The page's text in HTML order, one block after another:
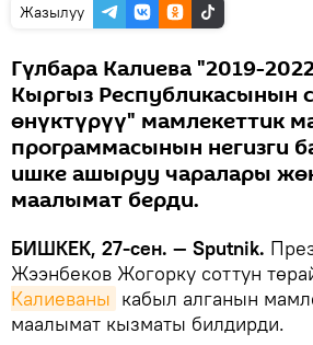
Жазылуу
Гүлбара Калиева "2019-
Кыргыз Республикасынын
өнүктүрүү" мамлекеттик
программасынын негизги
ишке ашыруу чаралары
маалымат берди.
БИШКЕК, 27-сен. — Sputnik.
Жээнбеков Жогорку соттун
Калиеваны кабыл алганын
маалымат кызматы билдирди.